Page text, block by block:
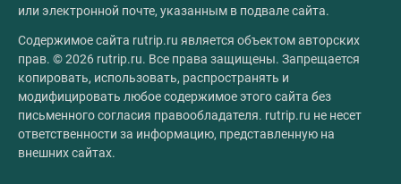
или электронной почте, указанным в подвале сайта.
Содержимое сайта rutrip.ru является объектом авторских
прав. © 2026 rutrip.ru. Все права защищены. Запрещается
копировать, использовать, распространять и
модифицировать любое содержимое этого сайта без
письменного согласия правообладателя. rutrip.ru не несет
ответственности за информацию, представленную на
внешних сайтах.